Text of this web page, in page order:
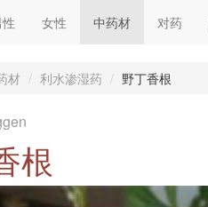
女性 中药材 对药
材 利水渗湿药 野丁香根
根